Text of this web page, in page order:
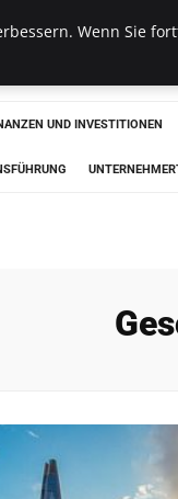
UND INVESTITIONEN
Wenn Sie